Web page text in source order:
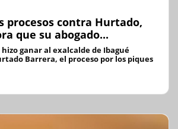
procesos contra Hurtado,
que su abogado...
hizo ganar al exalcalde de Ibagué
Barrera, el proceso por los piques